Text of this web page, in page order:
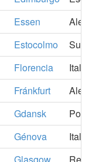
Essen
Estocolmo
Suecia
Florencia
Italia
Fránkfurt
Gdansk
Génova
Italia